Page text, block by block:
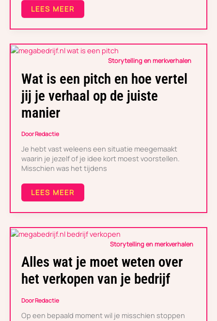
LEES MEER
Storytelling en merkverhalen
Wat is een pitch en hoe vertel
jij je verhaal op de juiste
manier
DoorRedactie
Je hebt vast weleens een situatie meegemaakt
waarin je jezelf of je idee kort moest voorstellen.
Misschien was het tijdens
WAT
EEN
PITCH
EN
HOE
VERTEL
JIJ
VERHAAL
DE
JUISTE
MANIER
LEES MEER
Storytelling en merkverhalen
Alles wat je moet weten over
het verkopen van je bedrijf
DoorRedactie
Op een bepaald moment wil je misschien stoppen
ALLES
JE
MOET
WETEN
OVER
VERKOPEN
JE